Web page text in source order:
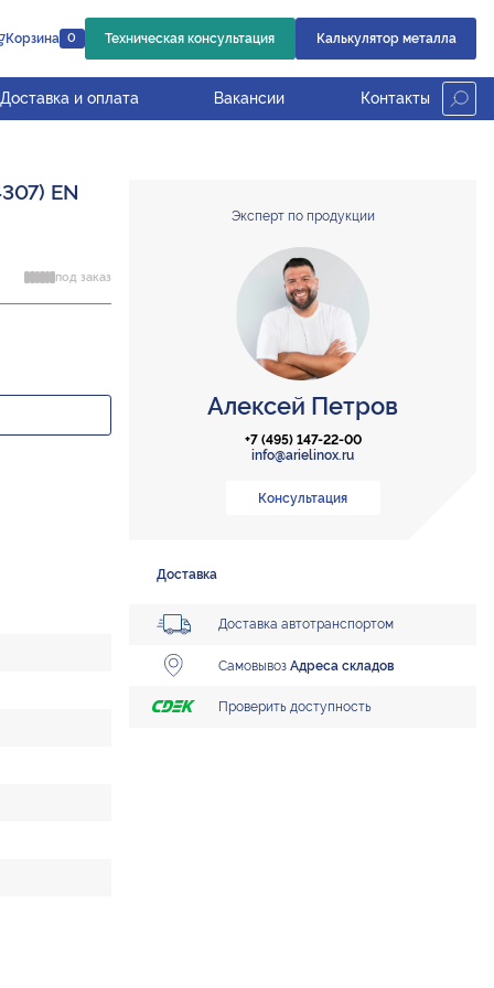
Корзина 0 Техническая консультация Калькулятор металла
Доставка и оплата Вакансии Контакты
EN
под заказ
Эксперт по продукции
Алексей Петров
+7 (495) 147-22-00
info@arielinox.ru
Консультация
Доставка
Доставка автотранспортом
СамовывозАдреса складов
Проверить доступность